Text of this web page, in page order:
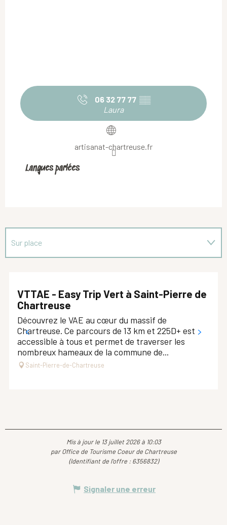
06 32 77 77 ▒▒
Laura
artisanat-chartreuse.fr
Langues parlées
Langues parlées
Sur place
VTTAE - Easy Trip Vert à Saint-Pierre de
Chartreuse
Découvrez le VAE au cœur du massif de
Chartreuse. Ce parcours de 13 km et 225D+ est
accessible à tous et permet de traverser les
nombreux hameaux de la commune de...
Saint-Pierre-de-Chartreuse
Mis à jour le 13 juillet 2026 à 10:03
par Office de Tourisme Coeur de Chartreuse
(Identifiant de l'offre : 6356832)
Signaler une erreur